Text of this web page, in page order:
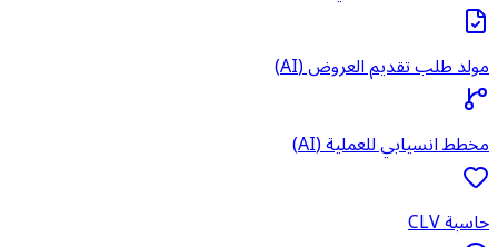
مولد طلب تقديم العروض (AI)
مخطط انسيابي للعملية (AI)
حاسبة CLV